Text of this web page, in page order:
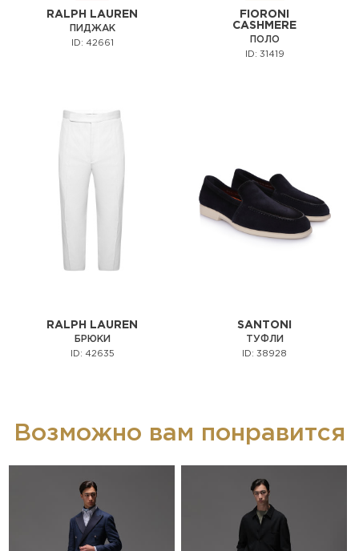
RALPH LAUREN
ПИДЖАК
ID: 42661
FIORONI
CASHMERE
ПОЛО
ID: 31419
RALPH LAUREN
БРЮКИ
ID: 42635
SANTONI
ТУФЛИ
ID: 38928
Возможно вам понравится